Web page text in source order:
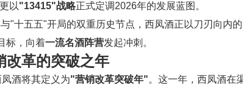
以"13415"战略正式定调2026年的发展蓝图。
"十五五"开局的双重历史节点，西凤酒正以刀刃向内
标，向着一流名酒阵营发起冲刺。
改革的突破之年
酒将其定义为"营销改革突破年"。这一年，西凤酒在